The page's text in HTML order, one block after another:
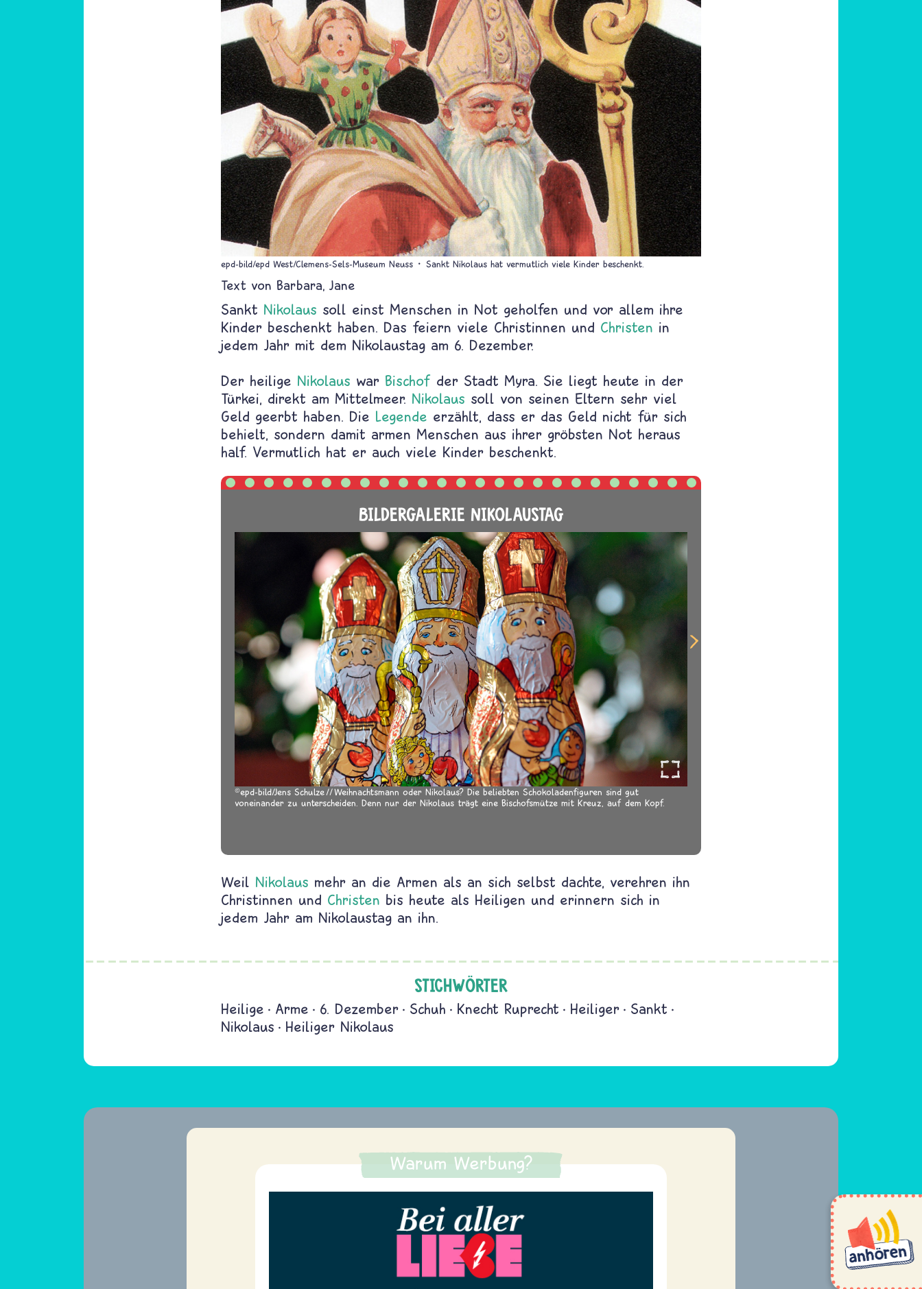
epd-bild/epd West/Clemens-Sels-Museum Neuss Sankt Nikolaus hat vermutlich viele Kinder beschenkt.
Text von Barbara Jane
Sankt Nikolaus soll einst Menschen in Not geholfen und vor allem ihre
Kinder beschenkt haben. Das feiern viele Christinnen und Christen in
jedem Jahr mit dem Nikolaustag am 6. Dezember.
Der heilige Nikolaus war Bischof der Stadt Myra. Sie liegt heute in der
Türkei, direkt am Mittelmeer. Nikolaus soll von seinen Eltern sehr viel
Geld geerbt haben. Die Legende erzählt, dass er das Geld nicht für sich
behielt, sondern damit armen Menschen aus ihrer gröbsten Not heraus
half. Vermutlich hat er auch viele Kinder beschenkt.
BILDERGALERIE NIKOLAUSTAG
epd-bild/Jens Schulze
Weihnachtsmann oder Nikolaus? Die beliebten Schokoladenfiguren sind gut
voneinander zu unterscheiden. Denn nur der Nikolaus trägt eine Bischofsmütze mit Kreuz, auf dem Kopf.
Weil Nikolaus mehr an die Armen als an sich selbst dachte, verehren ihn
Christinnen und Christen bis heute als Heiligen und erinnern sich in
jedem Jahr am Nikolaustag an ihn.
STICHWÖRTER
Heilige Arme 6. Dezember Schuh Knecht Ruprecht Heiliger
Sankt
Nikolaus
Heiliger Nikolaus
Warum Werbung?